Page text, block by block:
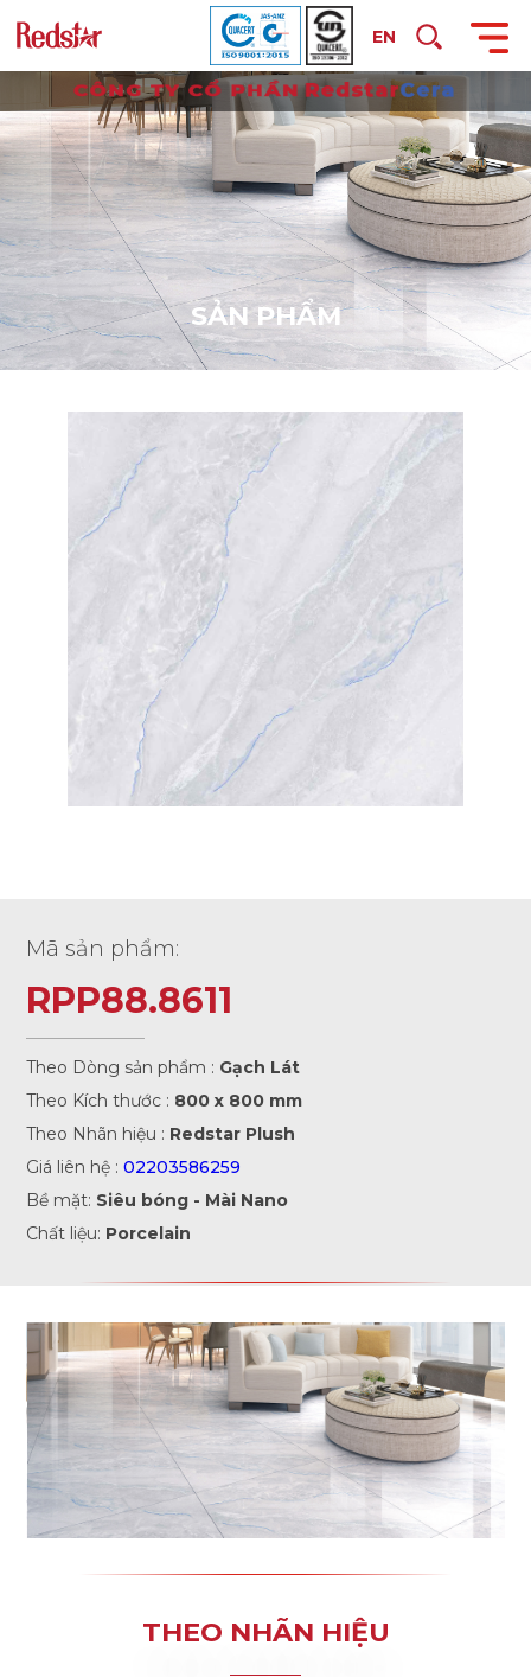
EN
SẢN PHẨM
Mã sản phẩm:
RPP88.8611
Theo Dòng sản phẩm : Gạch Lát
Theo Kích thước : 800 x 800 mm
Theo Nhãn hiệu : Redstar Plush
Giá liên hệ :02203586259
Bề mặt: Siêu bóng - Mài Nano
Chất liệu: Porcelain
THEO NHÃN HIỆU